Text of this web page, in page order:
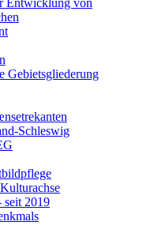
Entwicklung von
Gebietsgliederung
Schleswig
seit 2019